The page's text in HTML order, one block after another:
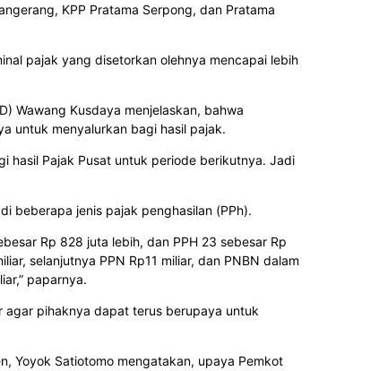
KPP Pratama Serpong, dan Pratama
pajak yang disetorkan olehnya mencapai lebih
Wawang Kusdaya menjelaskan, bahwa
untuk menyalurkan bagi hasil pajak.
hasil Pajak Pusat untuk periode berikutnya. Jadi
beberapa jenis pajak penghasilan (PPh).
Rp 828 juta lebih, dan PPH 23 sebesar Rp
selanjutnya PPN Rp11 miliar, dan PNBN dalam
paparnya.
agar pihaknya dapat terus berupaya untuk
Yoyok Satiotomo mengatakan, upaya Pemkot